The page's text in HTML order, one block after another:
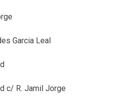
Garcia Leal
c/ R. Jamil Jorge